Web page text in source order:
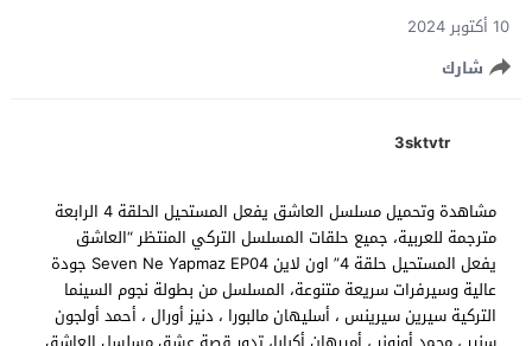
10 أكتوبر 2024
شارك
3sktvtr
مشاهدة وتحميل مسلسل العاشق يفعل المستحيل الحلقة 4 الرابعة
مترجمة للعربية، جميع حلقات المسلسل التركي المنتظر “العاشق
يفعل المستحيل حلقة 4” اون لاين Seven Ne Yapmaz EP04 جودة
عالية وسيرفرات سريعة متنوعة، المسلسل من بطولة نجوم السينما
التركية سيرين سيرينس ، أسليهان مالبورا ، دنيز أورال ، أحمد أولجون